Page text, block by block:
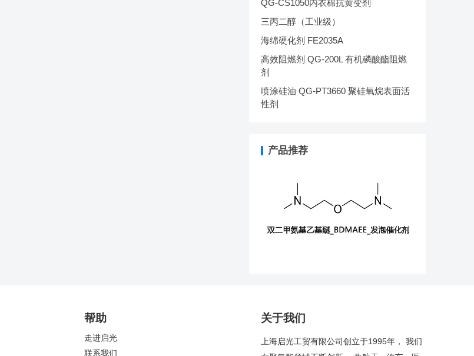
QG-CS1050内衣棉抗黄变剂
三丙二醇（工业级）
海绵硬化剂 FE2035A
高效阻燃剂 QG-200L 有机磷酸酯阻燃
剂
喷涂硅油 QG-PT3660 聚硅氧烷表面活
性剂
产品推荐
帮助
走进启光
联系我们
关于我们
上海启光工贸有限公司创立于1995年， 我们